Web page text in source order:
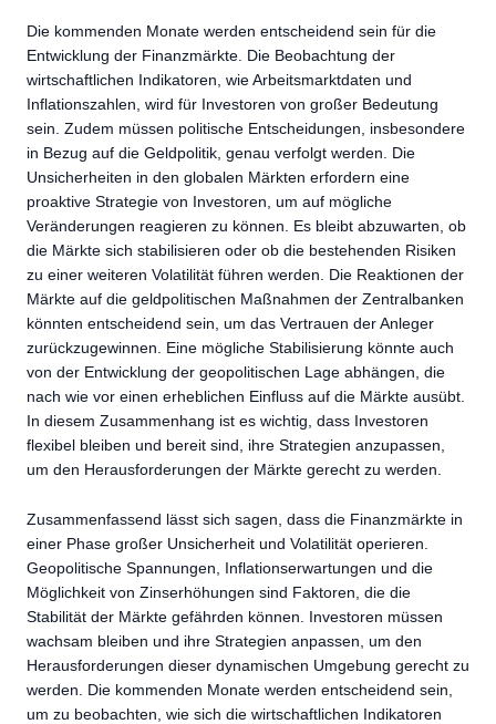
Die kommenden Monate werden entscheidend sein für die
Entwicklung der Finanzmärkte. Die Beobachtung der
wirtschaftlichen Indikatoren, wie Arbeitsmarktdaten und
Inflationszahlen, wird für Investoren von großer Bedeutung
sein. Zudem müssen politische Entscheidungen, insbesondere
in Bezug auf die Geldpolitik, genau verfolgt werden. Die
Unsicherheiten in den globalen Märkten erfordern eine
proaktive Strategie von Investoren, um auf mögliche
Veränderungen reagieren zu können. Es bleibt abzuwarten, ob
die Märkte sich stabilisieren oder ob die bestehenden Risiken
zu einer weiteren Volatilität führen werden. Die Reaktionen der
Märkte auf die geldpolitischen Maßnahmen der Zentralbanken
könnten entscheidend sein, um das Vertrauen der Anleger
zurückzugewinnen. Eine mögliche Stabilisierung könnte auch
von der Entwicklung der geopolitischen Lage abhängen, die
nach wie vor einen erheblichen Einfluss auf die Märkte ausübt.
In diesem Zusammenhang ist es wichtig, dass Investoren
flexibel bleiben und bereit sind, ihre Strategien anzupassen,
um den Herausforderungen der Märkte gerecht zu werden.
Zusammenfassend lässt sich sagen, dass die Finanzmärkte in
einer Phase großer Unsicherheit und Volatilität operieren.
Geopolitische Spannungen, Inflationserwartungen und die
Möglichkeit von Zinserhöhungen sind Faktoren, die die
Stabilität der Märkte gefährden können. Investoren müssen
wachsam bleiben und ihre Strategien anpassen, um den
Herausforderungen dieser dynamischen Umgebung gerecht zu
werden. Die kommenden Monate werden entscheidend sein,
um zu beobachten, wie sich die wirtschaftlichen Indikatoren